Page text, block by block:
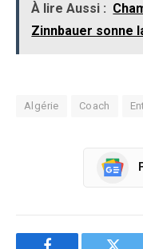
À lire Aussi :
Zinnbauer sonne
Algérie Coach